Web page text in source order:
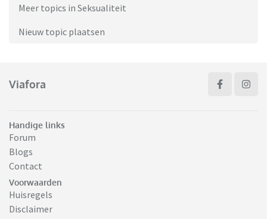
Meer topics in Seksualiteit
Nieuw topic plaatsen
Viafora
Handige links
Forum
Blogs
Contact
Voorwaarden
Huisregels
Disclaimer